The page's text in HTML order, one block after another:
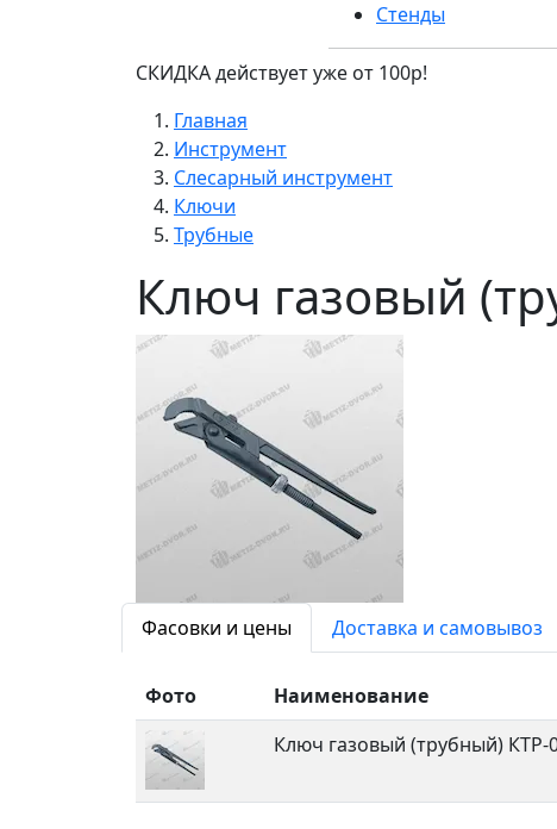
Стенды
СКИДКА действует уже от 100р!
Главная
Инструмент
Слесарный инструмент
Ключи
Трубные
Ключ газовый
Фасовки и цены Доставка и самовывоз
Фото Наименование
Ключ газовый (трубный) КТР-